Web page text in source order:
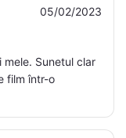
05/02/2023
Sunetul clar
film într-o